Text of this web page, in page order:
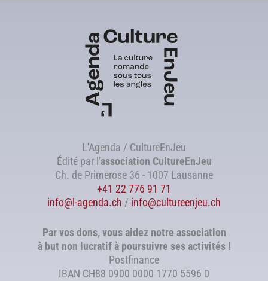
L'Agenda / CultureEnJeu
Édité par l'association CultureEnJeu
Ch. de Primerose 36 - 1007 Lausanne
+41 22 776 91 71
info@l-agenda.ch / info@cultureenjeu.ch
Par vos dons, vous aidez notre association
à but non lucratif à poursuivre ses activités !
Postfinance
IBAN CH88 0900 0000 1770 5596 0